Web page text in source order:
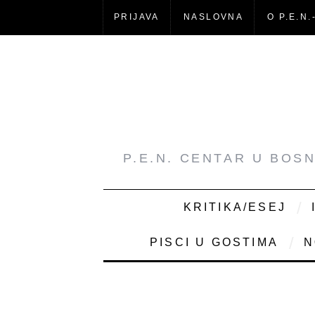
PRIJAVA NASLOVNA O
P.E.N. CENTAR U
KRITIKA/ESEJ
PISCI U GOSTIMA